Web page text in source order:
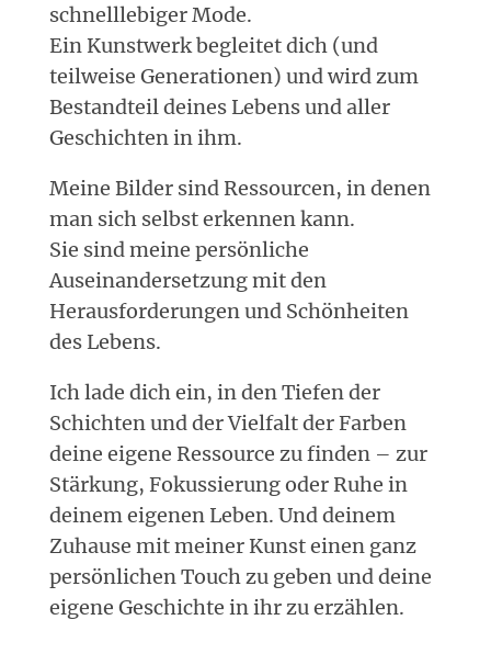
schnelllebiger Mode.
Ein Kunstwerk begleitet dich (und
teilweise Generationen) und wird zum
Bestandteil deines Lebens und aller
Geschichten in ihm.
Meine Bilder sind Ressourcen, in denen
man sich selbst erkennen kann.
Sie sind meine persönliche
Auseinandersetzung mit den
Herausforderungen und Schönheiten
des Lebens.
Ich lade dich ein, in den Tiefen der
Schichten und der Vielfalt der Farben
deine eigene Ressource zu finden – zur
Stärkung, Fokussierung oder Ruhe in
deinem eigenen Leben. Und deinem
Zuhause mit meiner Kunst einen ganz
persönlichen Touch zu geben und deine
eigene Geschichte in ihr zu erzählen.